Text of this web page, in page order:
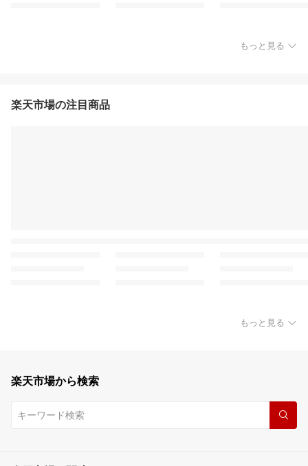
もっと見る
楽天市場の注目商品
もっと見る
楽天市場から検索